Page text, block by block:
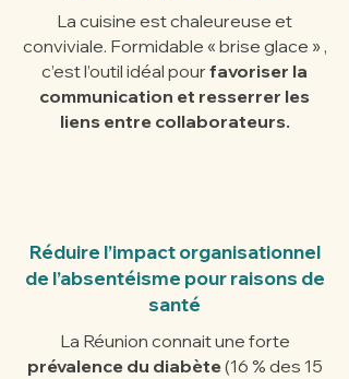
La cuisine est chaleureuse et
conviviale. Formidable « brise glace » ,
c’est l’outil idéal pour favoriser la
communication et resserrer les
liens entre collaborateurs.
Réduire l’impact organisationnel
de l’absentéisme pour raisons de
santé
La Réunion connait une forte
prévalence du diabète(16 % des 15